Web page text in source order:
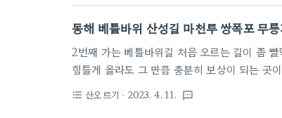
도가 심해 체력소모도 많고 빨리 갈 수 없는
한 것에 대해 선택을 잘 했다는 생각이 듭니다.
동해 베틀바위 산성길 마천루 쌍폭포 무
2번째 가는 베틀바위길 처음 오르는 길이 좀
힘들게 올라도 그 만큼 충분히 보상이 되는 곳
format_list_bulleted 산오르기 · 2023. 4. 11. textsms